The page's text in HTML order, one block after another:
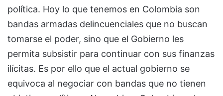
política. Hoy lo que tenemos en Colombia son
bandas armadas delincuenciales que no buscan
tomarse el poder, sino que el Gobierno les
permita subsistir para continuar con sus finanzas
ilícitas. Es por ello que el actual gobierno se
equivoca al negociar con bandas que no tienen